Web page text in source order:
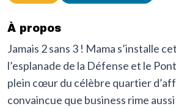
À propos
Jamais 2 sans 3 ! Mama s’installe
l’esplanade de la Défense et le
plein cœur du célèbre quartier
convaincue que business rime